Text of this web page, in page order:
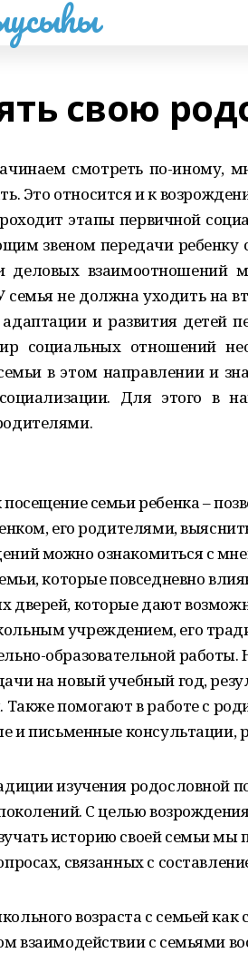
свою
смотреть по-иному,
Это относится и к
этапы первичной
звеном передачи ребенку
деловых взаимоотношений
не должна уходить на
и развития детей
социальных отношений
в этом направлении и
Для этого в
семьи ребенка –
его родителями,
можно ознакомиться с
которые повседневно
дверей, которые дают
учреждением, его
образовательной работы.
на новый учебный год,
Также помогают в работе с
и письменные консультации,
изучения родословной
С целью
историю своей семьи
связанных с
возраста с семьей
взаимодействии с семьями